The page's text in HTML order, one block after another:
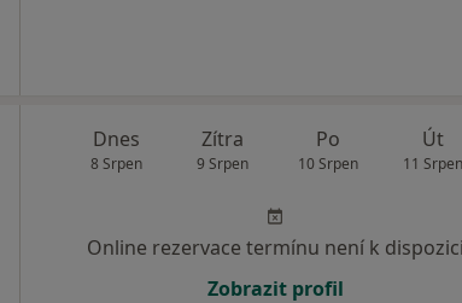
Dnes
8 Srpen
Zítra
9 Srpen
Po
10 Srpen
Út
11 Srpen
Online rezervace termínu není k dispozici
Zobrazit profil